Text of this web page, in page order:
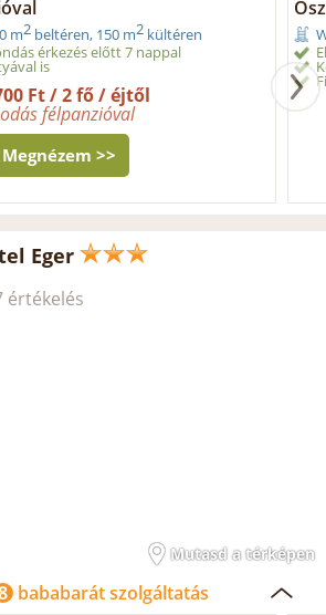
m2 beltéren, 150 m2 kültéren
érkezés előtt 7 nappal
is
Ft / 2 fő / éjtől
félpanzióval
Megnézem >>
Eger
értékelés
Mutasd a térképen
bababarát szolgáltatás